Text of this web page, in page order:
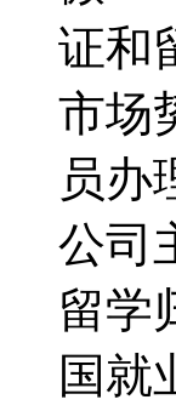
证和
市场
员办
公司
留学
国就